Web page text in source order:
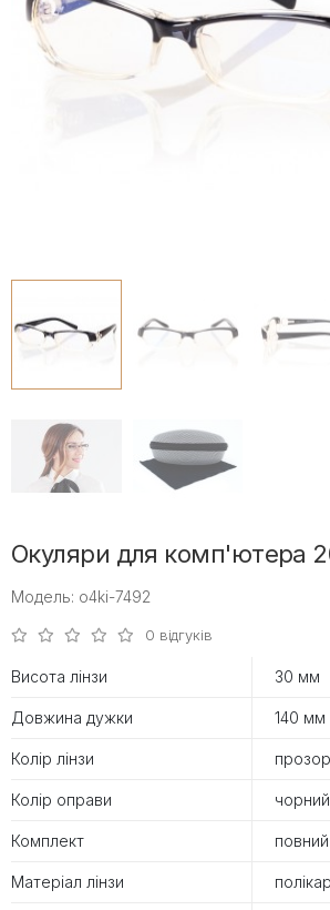
Окуляри для комп'ютера
Модель: o4ki-7492
0 відгуків
Висота лінзи 30 мм
Довжина дужки 140 мм
Колір лінзи
Колір оправи чорний
Комплект повний
Матеріал лінзи